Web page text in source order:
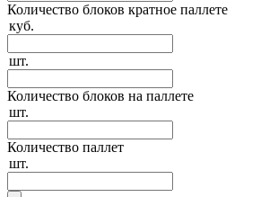
Количество блоков кратное паллете
куб.
шт.
Количество блоков на паллете
шт.
Количество паллет
шт.